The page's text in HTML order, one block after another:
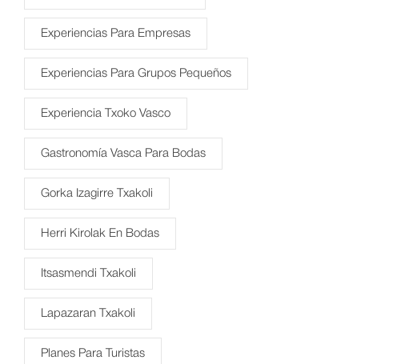
Experiencias Para Empresas
Experiencias Para Grupos Pequeños
Experiencia Txoko Vasco
Gastronomía Vasca Para Bodas
Gorka Izagirre Txakoli
Herri Kirolak En Bodas
Itsasmendi Txakoli
Lapazaran Txakoli
Planes Para Turistas